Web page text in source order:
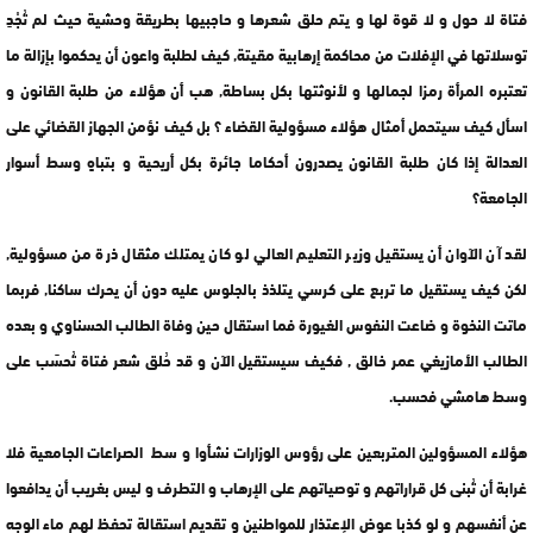
فتاة لا حول و لا قوة لها و يتم حلق شعرها و حاجبيها بطريقة وحشية حيث لم تُجْدِ
توسلاتها في الإفلات من محاكمة إرهابية مقيتة, كيف لطلبة واعون أن يحكموا بإزالة ما
تعتبره المرأة رمزا لجمالها و لأنوثتها بكل بساطة, هب أن هؤلاء من طلبة القانون و
اسأل كيف سيتحمل أمثال هؤلاء مسؤولية القضاء ؟ بل كيف نؤمن الجهاز القضائي على
العدالة إذا كان طلبة القانون يصدرون أحكاما جائرة بكل أريحية و بتباهٍ وسط أسوار
الجامعة؟
لقد آن الآوان أن يستقيل وزير التعليم العالي لو كان يمتلك مثقال ذرة من مسؤولية,
لكن كيف يستقيل ما تربع على كرسي يتلذذ بالجلوس عليه دون أن يحرك ساكنا, فربما
ماتت النخوة و ضاعت النفوس الغيورة فما استقال حين وفاة الطالب الحسناوي و بعده
الطالب الأمازيغي عمر خالق , فكيف سيستقيل الآن و قد حُلق شعر فتاة تُحسَب على
وسط هامشي فحسب.
هؤلاء المسؤولين المتربعين على رؤوس الوزارات نشأوا و سط الصراعات الجامعية فلا
غرابة أن تُبنى كل قراراتهم و توصياتهم على الإرهاب و التطرف و ليس بغريب أن يدافعوا
عن أنفسهم و لو كذبا عوض الإعتذار للمواطنين و تقديم استقالة تحفظ لهم ماء الوجه